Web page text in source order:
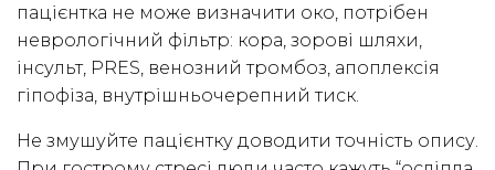
пацієнтка не може визначити око, потрібен
неврологічний фільтр: кора, зорові шляхи,
інсульт, PRES, венозний тромбоз, апоплексія
гіпофіза, внутрішньочерепний тиск.
Не змушуйте пацієнтку доводити точність опису.